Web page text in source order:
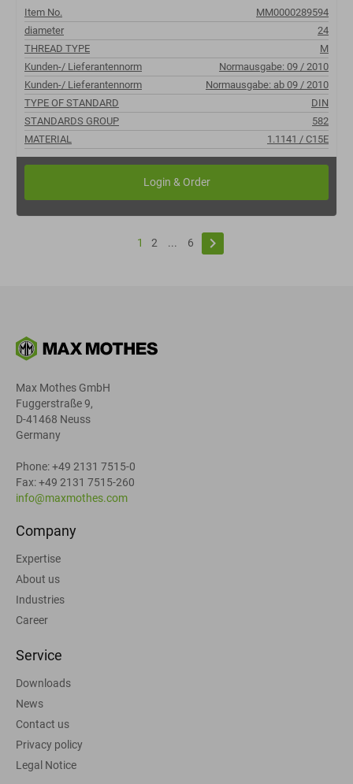
Item No.
MM0000289594
diameter
24
THREAD TYPE
M
Kunden-/ Lieferantennorm
Normausgabe: 09 / 2010
Kunden-/ Lieferantennorm
Normausgabe: ab 09 / 2010
TYPE OF STANDARD
DIN
STANDARDS GROUP
582
MATERIAL
1.1141 / C15E
1 2 ... 6 keyboard_arrow_right
Max Mothes GmbH
Fuggerstraße 9,
D-41468 Neuss
Germany
Phone: +49 2131 7515-0
Fax: +49 2131 7515-260
info@maxmothes.com
Company
Expertise
About us
Industries
Career
Service
Downloads
News
Contact us
Privacy policy
Legal Notice